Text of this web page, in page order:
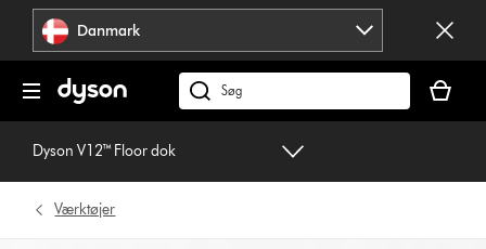
Spring
navigation
Danmark
Søg
på
er
tom
Dyson V12™ Floor dok
Værktøjer